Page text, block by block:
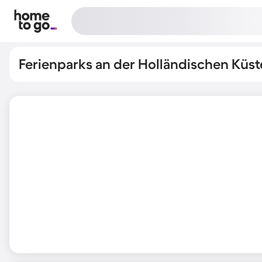
Ferienparks an der Holländischen